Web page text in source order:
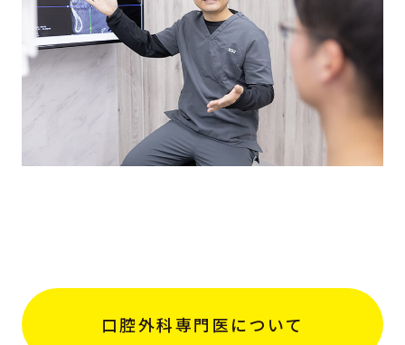
口腔外科専門医について